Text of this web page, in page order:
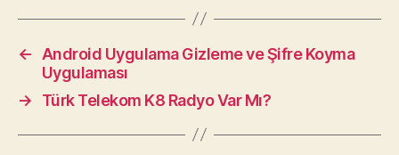
←
Android Uygulama Gizleme ve Şifre Koyma
Uygulaması
→
Türk Telekom K8 Radyo Var Mı?